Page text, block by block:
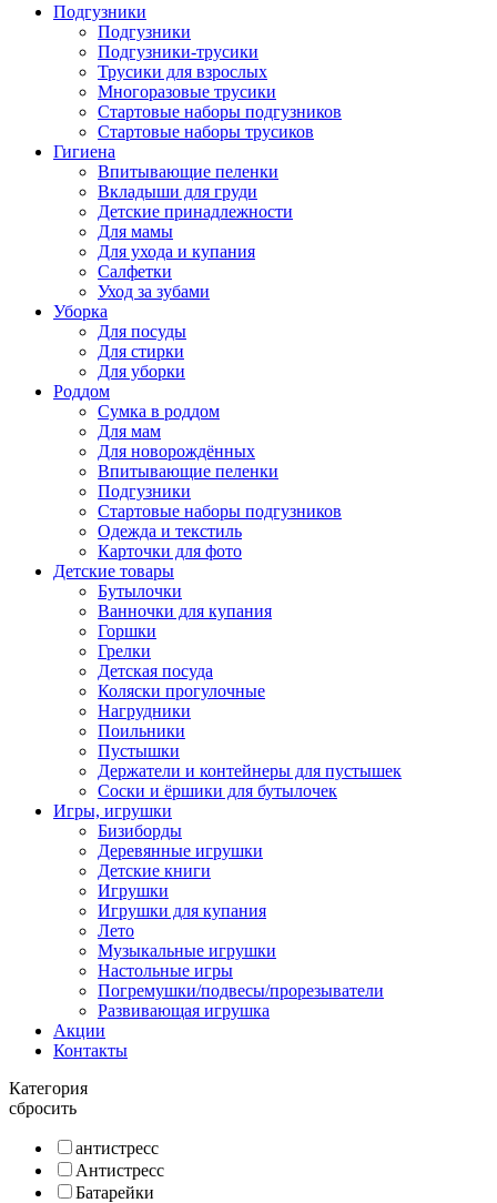
Подгузники
Подгузники
Подгузники-трусики
Трусики для взрослых
Многоразовые трусики
Стартовые наборы подгузников
Стартовые наборы трусиков
Гигиена
Впитывающие пеленки
Вкладыши для груди
Детские принадлежности
Для мамы
Для ухода и купания
Салфетки
Уход за зубами
Уборка
Для посуды
Для стирки
Для уборки
Роддом
Сумка в роддом
Для мам
Для новорождённых
Впитывающие пеленки
Подгузники
Стартовые наборы подгузников
Одежда и текстиль
Карточки для фото
Детские товары
Бутылочки
Ванночки для купания
Горшки
Грелки
Детская посуда
Коляски прогулочные
Нагрудники
Поильники
Пустышки
Держатели и контейнеры для пустышек
Соски и ёршики для бутылочек
Игры, игрушки
Бизиборды
Деревянные игрушки
Детские книги
Игрушки
Игрушки для купания
Лето
Музыкальные игрушки
Настольные игры
Погремушки/подвесы/прорезыватели
Развивающая игрушка
Акции
Контакты
Категория
сбросить
антистресс
Антистресс
Батарейки